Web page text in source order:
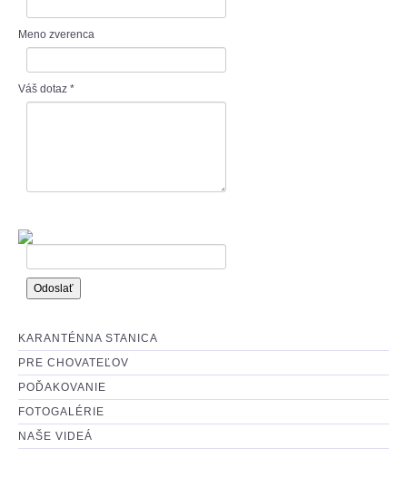
: MAČIČKY NA ADOPCIU :
: O ADOPCII :
Meno zverenca
Váš dotaz *
KARANTÉNNA STANICA
PRE CHOVATEĽOV
POĎAKOVANIE
FOTOGALÉRIE
NAŠE VIDEÁ